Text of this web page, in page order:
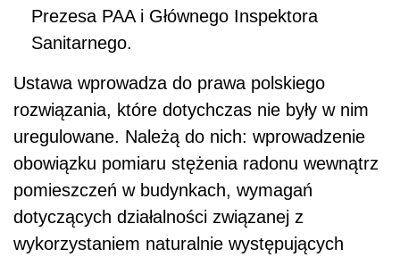
Prezesa PAA i Głównego Inspektora
Sanitarnego.
Ustawa wprowadza do prawa polskiego
rozwiązania, które dotychczas nie były w nim
uregulowane. Należą do nich: wprowadzenie
obowiązku pomiaru stężenia radonu wewnątrz
pomieszczeń w budynkach, wymagań
dotyczących działalności związanej z
wykorzystaniem naturalnie występujących